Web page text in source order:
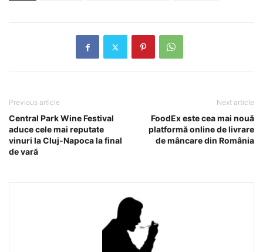
Previous article
Central Park Wine Festival
aduce cele mai reputate
vinuri la Cluj-Napoca la final
de vară
Next article
FoodEx este cea mai nouă
platformă online de livrare
de mâncare din România